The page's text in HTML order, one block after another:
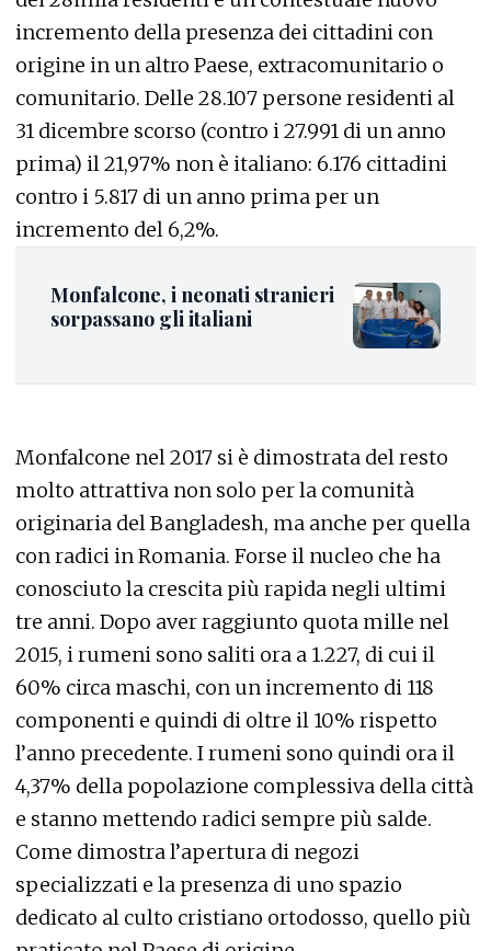
incremento della presenza dei cittadini con
origine in un altro Paese, extracomunitario o
comunitario. Delle 28.107 persone residenti al
31 dicembre scorso (contro i 27.991 di un anno
prima) il 21,97% non è italiano: 6.176 cittadini
contro i 5.817 di un anno prima per un
incremento del 6,2%.
Monfalcone, i neonati stranieri
sorpassano gli italiani
Monfalcone nel 2017 si è dimostrata del resto
molto attrattiva non solo per la comunità
originaria del Bangladesh, ma anche per quella
con radici in Romania. Forse il nucleo che ha
conosciuto la crescita più rapida negli ultimi
tre anni. Dopo aver raggiunto quota mille nel
2015, i rumeni sono saliti ora a 1.227, di cui il
60% circa maschi, con un incremento di 118
componenti e quindi di oltre il 10% rispetto
l’anno precedente. I rumeni sono quindi ora il
4,37% della popolazione complessiva della città
e stanno mettendo radici sempre più salde.
Come dimostra l’apertura di negozi
specializzati e la presenza di uno spazio
dedicato al culto cristiano ortodosso, quello più